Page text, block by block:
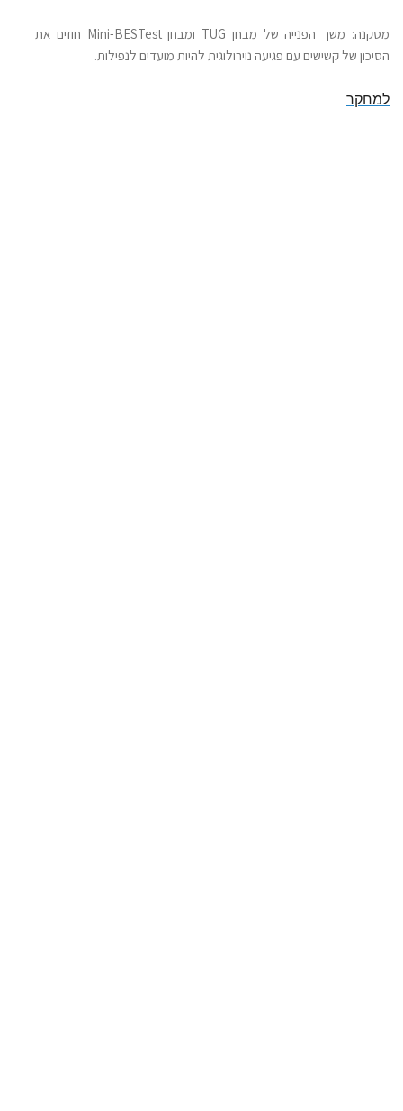
מסקנה:
משך הפנייה של מבחן TUG ומבחן Mini-BESTest חוזים את
הסיכון של קשישים עם פגיעה נוירולוגית להיות מועדים לנפילות.
למחקר